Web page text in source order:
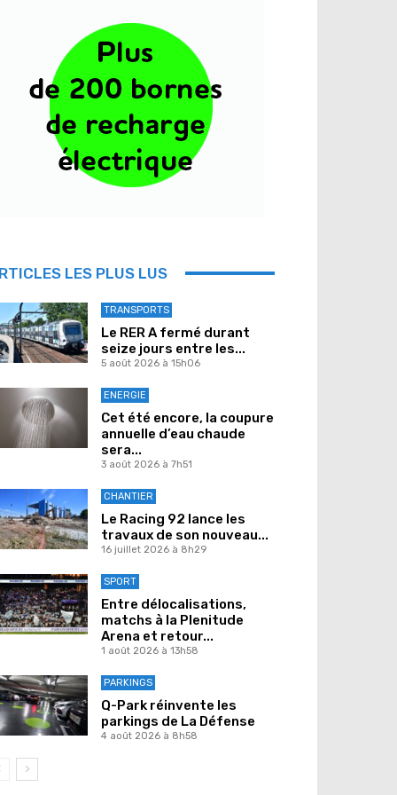
LES PLUS LUS
TRANSPORTS
Le RER A fermé durant
seize jours entre les...
5 août 2026 à 15h06
ENERGIE
Cet été encore, la coupure
annuelle d’eau chaude
sera...
3 août 2026 à 7h51
CHANTIER
Le Racing 92 lance les
travaux de son nouveau...
16 juillet 2026 à 8h29
SPORT
Entre délocalisations,
matchs à la Plenitude
Arena et retour...
1 août 2026 à 13h58
PARKINGS
Q-Park réinvente les
parkings de La Défense
4 août 2026 à 8h58